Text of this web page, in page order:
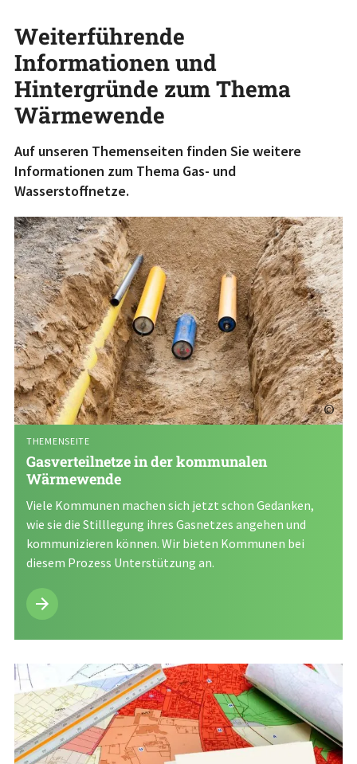
Weiterführende
Informationen und
Hintergründe zum Thema
Wärmewende
Auf unseren Themenseiten finden Sie weitere
Informationen zum Thema Gas- und
Wasserstoffnetze.
©
Gasverteilnetze in der kommunalen
Wärmewende
THEMENSEITE
Viele Kommunen machen sich jetzt schon Gedanken,
wie sie die Stilllegung ihres Gasnetzes angehen und
kommunizieren können. Wir bieten Kommunen bei
diesem Prozess Unterstützung an.